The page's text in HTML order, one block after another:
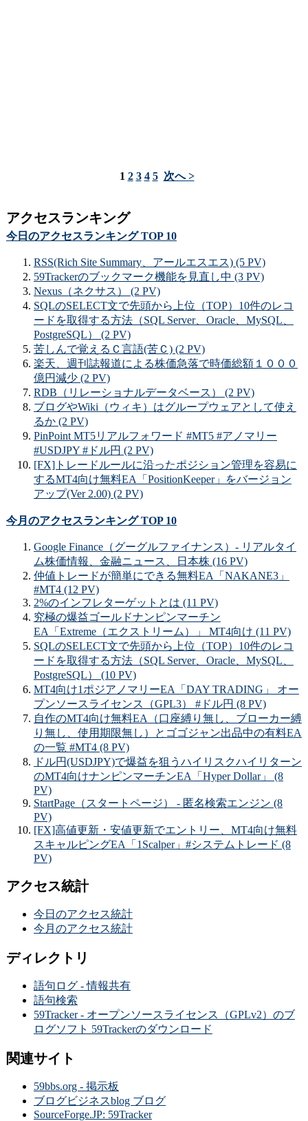
1 2 3 4 5 次へ >
アクセスランキング
今日のアクセスランキング TOP 10
RSS(Rich Site Summary、アールエスエス) (5 PV)
59Trackerのブックマーク機能を見直し中 (3 PV)
Nexus（ネクサス） (2 PV)
SQLのSELECT文で先頭から上位（TOP）10件のレコ
ードを取得する方法（SQL Server、Oracle、MySQL、
PostgreSQL） (2 PV)
苦しんで覚えるＣ言語(苦Ｃ) (2 PV)
楽天、週刊誌報道による株価急落で時価総額１０００
億円減少 (2 PV)
RDB（リレーショナルデータベース） (2 PV)
ブログやWiki（ウィキ）はグループウェアとして使え
るか (2 PV)
PinPoint MT5リアルフォワード #MT5 #アノマリー
#USDJPY #ドル円 (2 PV)
[FX]トレードルールに沿ったポジション管理を容易に
するMT4向け無料EA「PositionKeeper」をバージョン
アップ(Ver 2.00) (2 PV)
今月のアクセスランキング TOP 10
Google Finance（グーグルファイナンス）- リアルタイ
ム株価情報、金融ニュース、日本株 (16 PV)
仲値トレードが簡単にできる無料EA「NAKANE3」
#MT4 (12 PV)
2%のインフレターゲットとは (11 PV)
究極の爆益ゴールドナンピンマーチン
EA「Extreme（エクストリーム）」 MT4向け (11 PV)
SQLのSELECT文で先頭から上位（TOP）10件のレコ
ードを取得する方法（SQL Server、Oracle、MySQL、
PostgreSQL） (10 PV)
MT4向け1ポジアノマリーEA「DAY TRADING」 オー
プンソースライセンス（GPL3） #ドル円 (8 PV)
自作のMT4向け無料EA（口座縛り無し、ブローカー縛
り無し、使用期限無し）とゴゴジャン出品中の有料EA
の一覧 #MT4 (8 PV)
ドル円(USDJPY)で爆益を狙うハイリスクハイリターン
のMT4向けナンピンマーチンEA「Hyper Dollar」 (8
PV)
StartPage（スタートページ） - 匿名検索エンジン (8
PV)
[FX]高値更新・安値更新でエントリー、MT4向け無料
スキャルピングEA「1Scalper」#システムトレード (8
PV)
アクセス統計
今日のアクセス統計
今月のアクセス統計
ディレクトリ
語句ログ - 情報共有
語句検索
59Tracker - オープンソースライセンス（GPLv2）のブ
ログソフト 59Trackerのダウンロード
関連サイト
59bbs.org - 掲示板
ブログビジネスblog ブログ
SourceForge.JP: 59Tracker